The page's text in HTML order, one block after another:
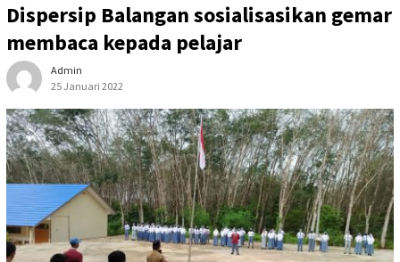
Dispersip Balangan sosialisasikan gemar
membaca kepada pelajar
Admin
25 Januari 2022